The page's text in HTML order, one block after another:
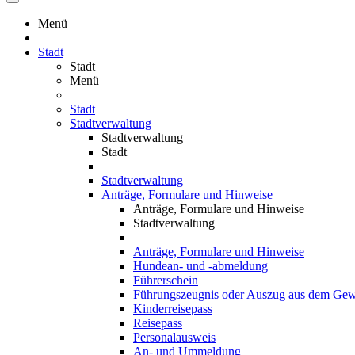
Menü
Stadt
Stadt
Menü
Stadt
Stadtverwaltung
Stadtverwaltung
Stadt
Stadtverwaltung
Anträge, Formulare und Hinweise
Anträge, Formulare und Hinweise
Stadtverwaltung
Anträge, Formulare und Hinweise
Hundean- und -abmeldung
Führerschein
Führungszeugnis oder Auszug aus dem
Kinderreisepass
Reisepass
Personalausweis
An- und Ummeldung